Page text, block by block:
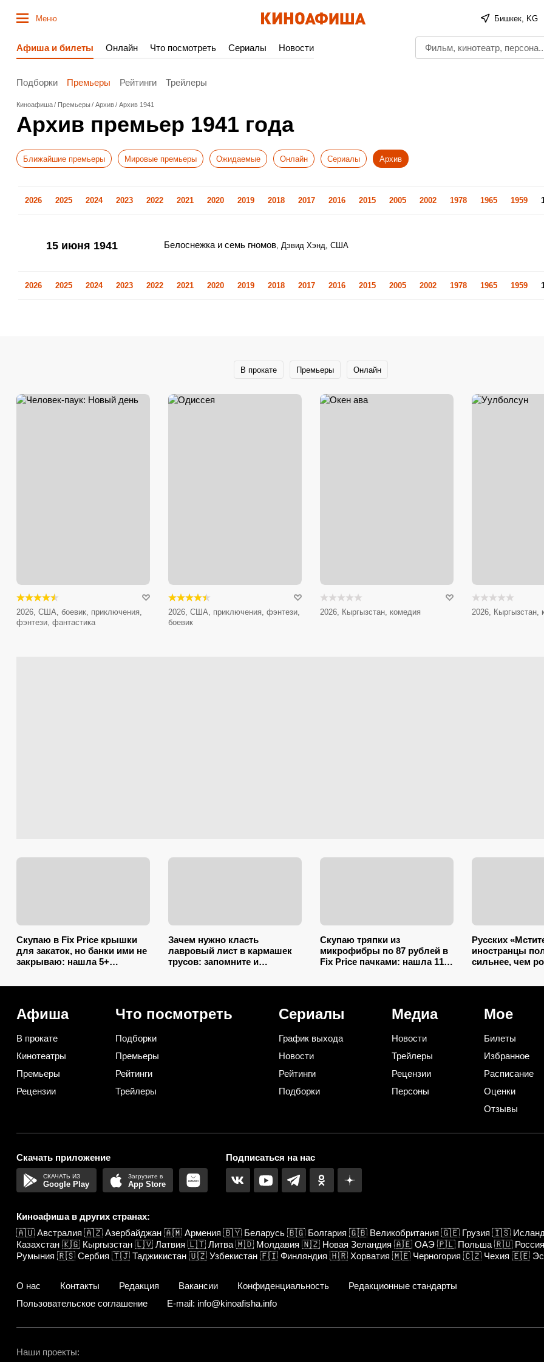
Меню Бишкек, KG
Афиша и билеты Онлайн Что посмотреть Сериалы Новости
Подборки Премьеры Рейтинги Трейлеры
Киноафиша Премьеры Архив Архив 1941
Архив премьер 1941 года
Ближайшие премьеры Мировые премьеры Ожидаемые Онлайн Сериалы Архив
2026 2025 2024 2023 2022 2021 2020 2019 2018 2017 2016 2015 2005 2002 1978 1965 1959
15 июня 1941 Белоснежка и семь гномов, Дэвид Хэнд, США
2026 2025 2024 2023 2022 2021 2020 2019 2018 2017 2016 2015 2005 2002 1978 1965 1959
В прокате Премьеры Онлайн
2026, США, боевик, приключения,
фэнтези, фантастика
2026, США, приключения, фэнтези,
боевик
2026, Кыргызстан, комедия 2026, Кыргызстан,
Скупаю в Fix Price крышки
для закаток, но банки ими не
закрываю: нашла 5+
Зачем нужно класть
лавровый лист в кармашек
трусов: запомните и
Скупаю тряпки из
микрофибры по 87 рублей в
Fix Price пачками: нашла 11+
Русских
иностранцы
сильнее, чем
Афиша
В прокате
Кинотеатры
Премьеры
Рецензии
Что посмотреть
Подборки
Премьеры
Рейтинги
Трейлеры
Сериалы
График выхода
Новости
Рейтинги
Подборки
Медиа
Новости
Трейлеры
Рецензии
Персоны
Мое
Билеты
Избранное
Расписание
Оценки
Отзывы
Скачать приложение
Google Play App Store
Подписаться на нас
Киноафиша в других странах:
🇦🇺 Австралия 🇦🇿 Азербайджан 🇦🇲 Армения 🇧🇾 Беларусь 🇧🇬 Болгария 🇬🇧 Великобритания 🇬🇪 Грузия 🇮🇸
Казахстан 🇰🇬 Кыргызстан 🇱🇻 Латвия 🇱🇹 Литва 🇲🇩 Молдавия 🇳🇿 Новая Зеландия 🇦🇪 ОАЭ 🇵🇱 Польша 🇷🇺 Россия
Румыния 🇷🇸 Сербия 🇹🇯 Таджикистан 🇺🇿 Узбекистан 🇫🇮 Финляндия 🇭🇷 Хорватия 🇲🇪 Черногория 🇨🇿 Чехия 🇪🇪
О нас Контакты Редакция Вакансии Конфиденциальность
Редакционные стандарты
Пользовательское соглашение
E-mail: info@kinoafisha.info
Наши проекты: